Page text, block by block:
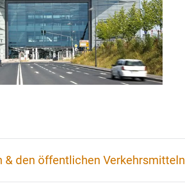
& den öffentlichen Verkehrsmitteln